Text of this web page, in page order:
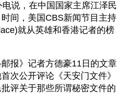
电说，在中国国家主席江泽民
间，美国CBS新闻节目主持
就从英雄和香港记者的榜
报》记者方德豪11日的文章
次公开评论《天安门文件》
评关于那些所谓秘密文件的